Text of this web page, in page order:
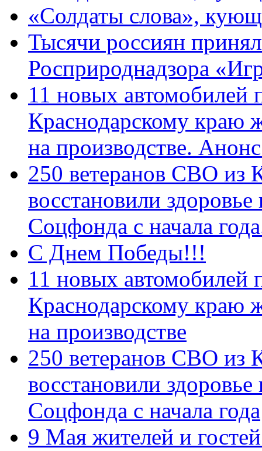
«Солдаты слова»,
Тысячи россиян
Росприроднадзора
11 новых автомобилей
Краснодарскому краю
на производстве.
250 ветеранов СВО из
восстановили
Соцфонда с начала
С Днем Победы!!!
11 новых автомобилей
Краснодарскому краю
на производстве
250 ветеранов СВО из
восстановили
Соцфонда с начала года
9 Мая жителей и